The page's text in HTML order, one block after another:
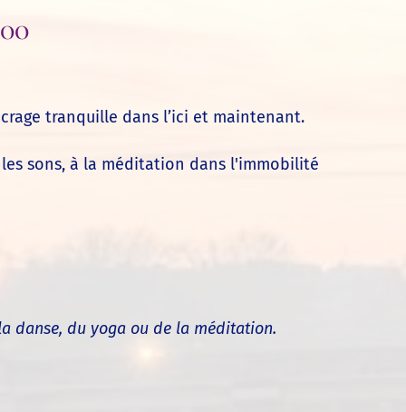
tranquille dans l’ici et maintenant.
sons, à la méditation dans l'immobilité
danse, du yoga ou de la méditation.